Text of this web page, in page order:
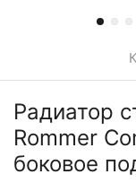
Радиатор
Rommer
боковое